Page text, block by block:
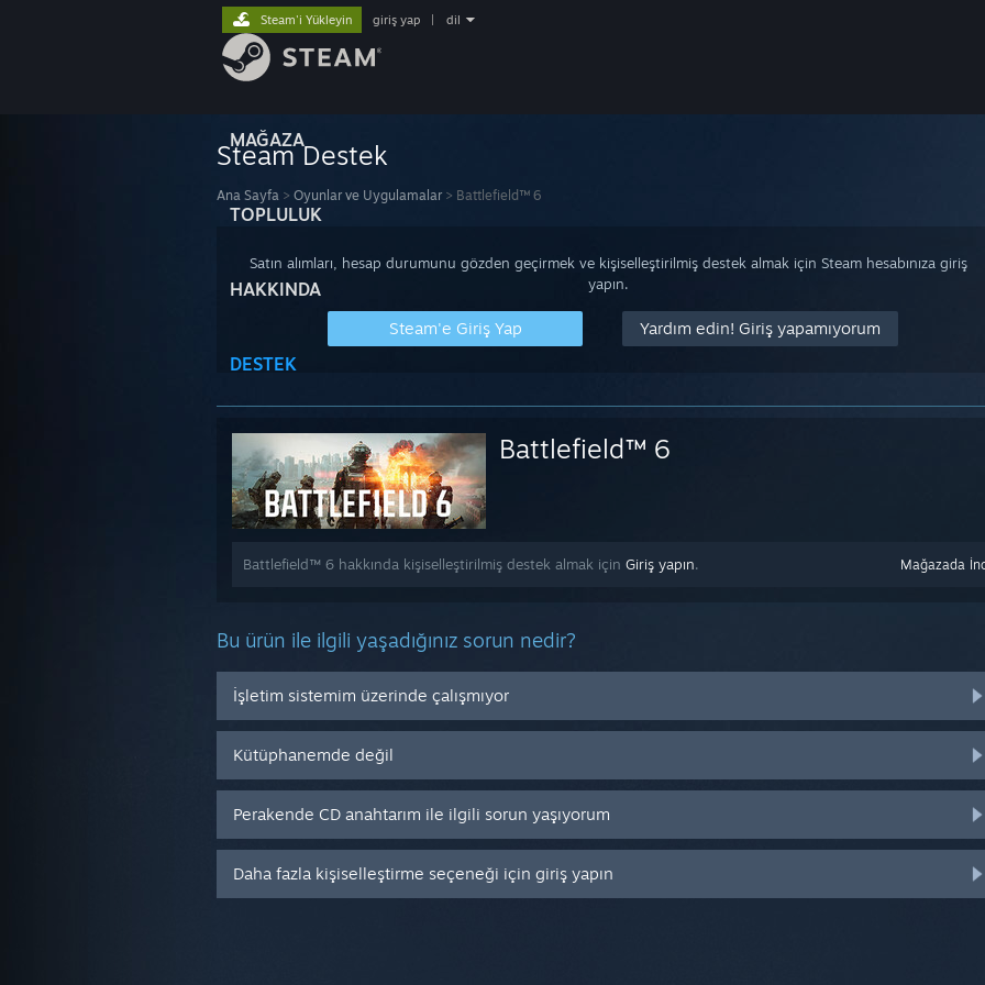
MAĞAZA
TOPLULUK
HAKKINDA
DESTEK
Steam'i Yükleyin giriş yap dil
Steam Destek
Ana Sayfa > Oyunlar ve Uygulamalar > Battlefield™ 6
Satın alımları, hesap durumunu gözden geçirmek ve kişiselleştirilmiş destek almak için Steam hesabınıza giriş
yapın.
Steam'e Giriş Yap Yardım edin! Giriş yapamıyorum
Battlefield™ 6
Mağazada
Battlefield™ 6 hakkında kişiselleştirilmiş destek almak için Giriş yapın.
Bu ürün ile ilgili yaşadığınız sorun nedir?
İşletim sistemim üzerinde çalışmıyor
Kütüphanemde değil
Perakende CD anahtarım ile ilgili sorun yaşıyorum
Daha fazla kişiselleştirme seçeneği için giriş yapın